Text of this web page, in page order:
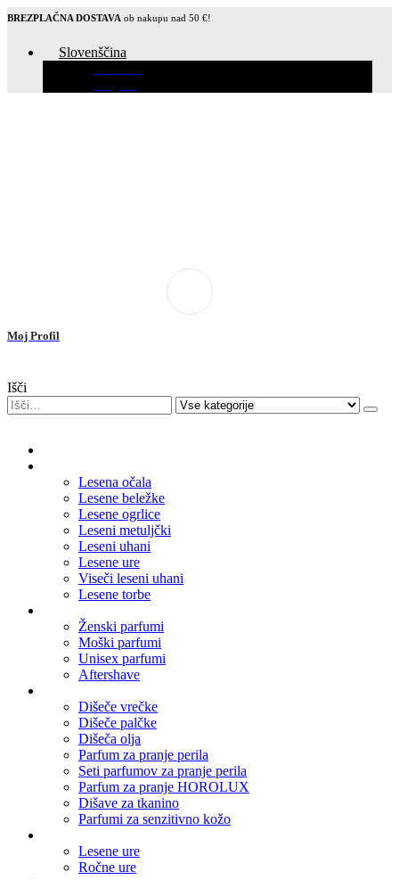
BREZPLAČNA DOSTAVA ob nakupu nad 50 €!
Slovenščina
Moj Profil
Išči
Lesena očala
Lesene beležke
Lesene ogrlice
Leseni metuljčki
Leseni uhani
Lesene ure
Viseči leseni uhani
Lesene torbe
Ženski parfumi
Moški parfumi
Unisex parfumi
Aftershave
Dišeče vrečke
Dišeče palčke
Dišeča olja
Parfum za pranje perila
Seti parfumov za pranje perila
Parfum za pranje HOROLUX
Dišave za tkanino
Parfumi za senzitivno kožo
Lesene ure
Ročne ure